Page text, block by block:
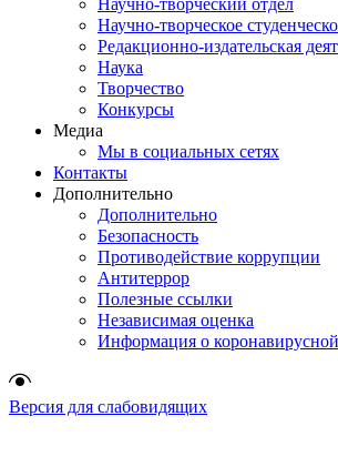
Научно-творческий отдел
Научно-творческое
Редакционно-издательская
Наука
Творчество
Конкурсы
Медиа
Мы в социальных сетях
Контакты
Дополнительно
Дополнительно
Безопасность
Противодействие коррупции
Антитеррор
Полезные ссылки
Независимая оценка
Информация о
Версия для слабовидящих